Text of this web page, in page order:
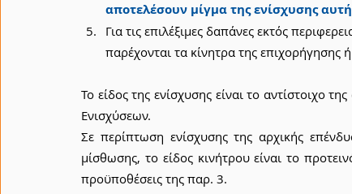
αποτελέσουν μίγμα της ενίσχυσης
Για τις επιλέξιμες δαπάνες εκτός
παρέχονται τα κίνητρα της επιχορήγησης
Το είδος της ενίσχυσης είναι το αντίστοιχο
Ενισχύσεων.
Σε περίπτωση ενίσχυσης της αρχικής
μίσθωσης, το είδος κινήτρου είναι το
προϋποθέσεις της παρ. 3.